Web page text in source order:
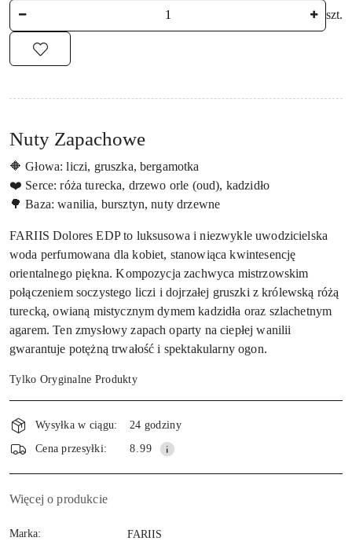
Ilość
szt.
Nuty Zapachowe
🔶 Głowa: liczi, gruszka, bergamotka
❤️ Serce: róża turecka, drzewo orle (oud), kadzidło
🌳 Baza: wanilia, bursztyn, nuty drzewne
FARIIS Dolores EDP to luksusowa i niezwykle uwodzicielska
woda perfumowana dla kobiet, stanowiąca kwintesencję
orientalnego piękna. Kompozycja zachwyca mistrzowskim
połączeniem soczystego liczi i dojrzałej gruszki z królewską różą
turecką, owianą mistycznym dymem kadzidła oraz szlachetnym
agarem. Ten zmysłowy zapach oparty na ciepłej wanilii
gwarantuje potężną trwałość i spektakularny ogon.
Tylko Oryginalne Produkty
Wysyłka w ciągu:
24 godziny
Cena przesyłki:
8.99
Więcej o produkcie
Marka: FARIIS